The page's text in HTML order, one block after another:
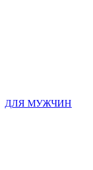
ДЛЯ МУЖЧИН